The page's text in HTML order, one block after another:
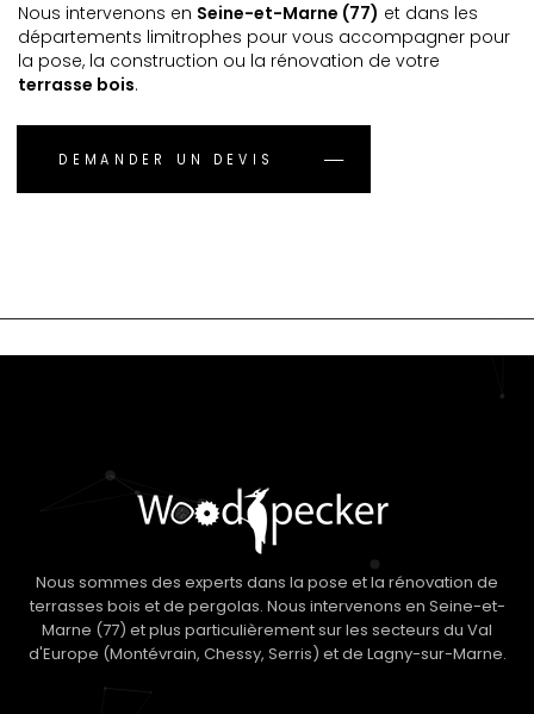
Nous intervenons en Seine-et-Marne (77) et dans les
départements limitrophes pour vous accompagner pour
la pose, la construction ou la rénovation de votre
terrasse bois.
DEMANDER UN DEVIS
Nous sommes des experts dans la pose et la rénovation de
terrasses bois et de pergolas. Nous intervenons en Seine-et-
Marne (77) et plus particulièrement sur les secteurs du Val
d'Europe (Montévrain, Chessy, Serris) et de Lagny-sur-Marne.